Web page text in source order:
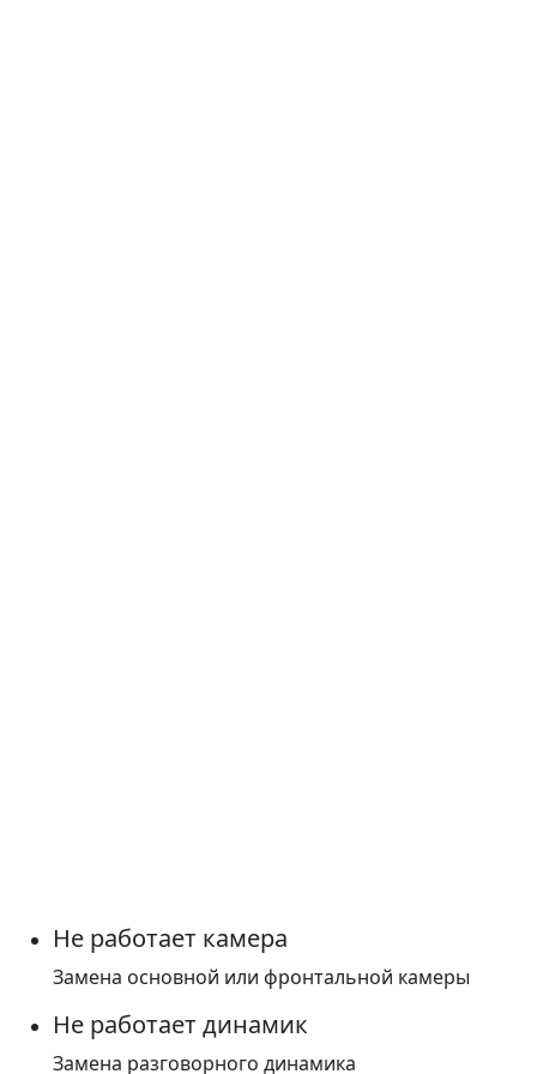
Не работает камера
Замена основной или фронтальной камеры
Не работает динамик
Замена разговорного динамика